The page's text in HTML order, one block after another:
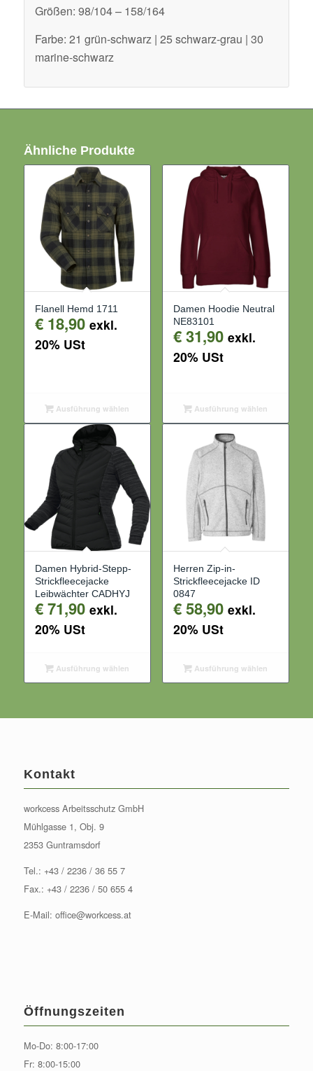
Größen: 98/104 – 158/164
Farbe: 21 grün-schwarz | 25 schwarz-grau | 30
marine-schwarz
Ähnliche Produkte
Flanell Hemd 1711
€18,90 exkl.
20% USt
Ausführung wählen
Damen Hoodie Neutral
NE83101
€31,90 exkl.
20% USt
Ausführung wählen
Damen Hybrid-Stepp-
Strickfleecejacke
Leibwächter CADHYJ
€71,90 exkl.
20% USt
Ausführung wählen
Herren Zip-in-
Strickfleecejacke ID
0847
€58,90 exkl.
20% USt
Ausführung wählen
Kontakt
workcess Arbeitsschutz GmbH
Mühlgasse 1, Obj. 9
2353 Guntramsdorf
Tel.: +43 / 2236 / 36 55 7
Fax.: +43 / 2236 / 50 655 4
E-Mail: office@workcess.at
Öffnungszeiten
Mo-Do: 8:00-17:00
Fr: 8:00-15:00